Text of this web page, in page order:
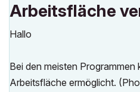
Arbeitsfläche
Hallo
Bei den meisten
Arbeitsfläche ermöglicht.